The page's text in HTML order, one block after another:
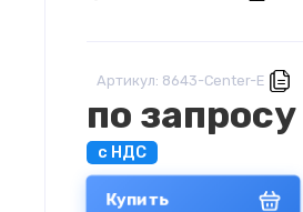
Артикул: 8643-Center-E
по запросу
с НДС
Купить